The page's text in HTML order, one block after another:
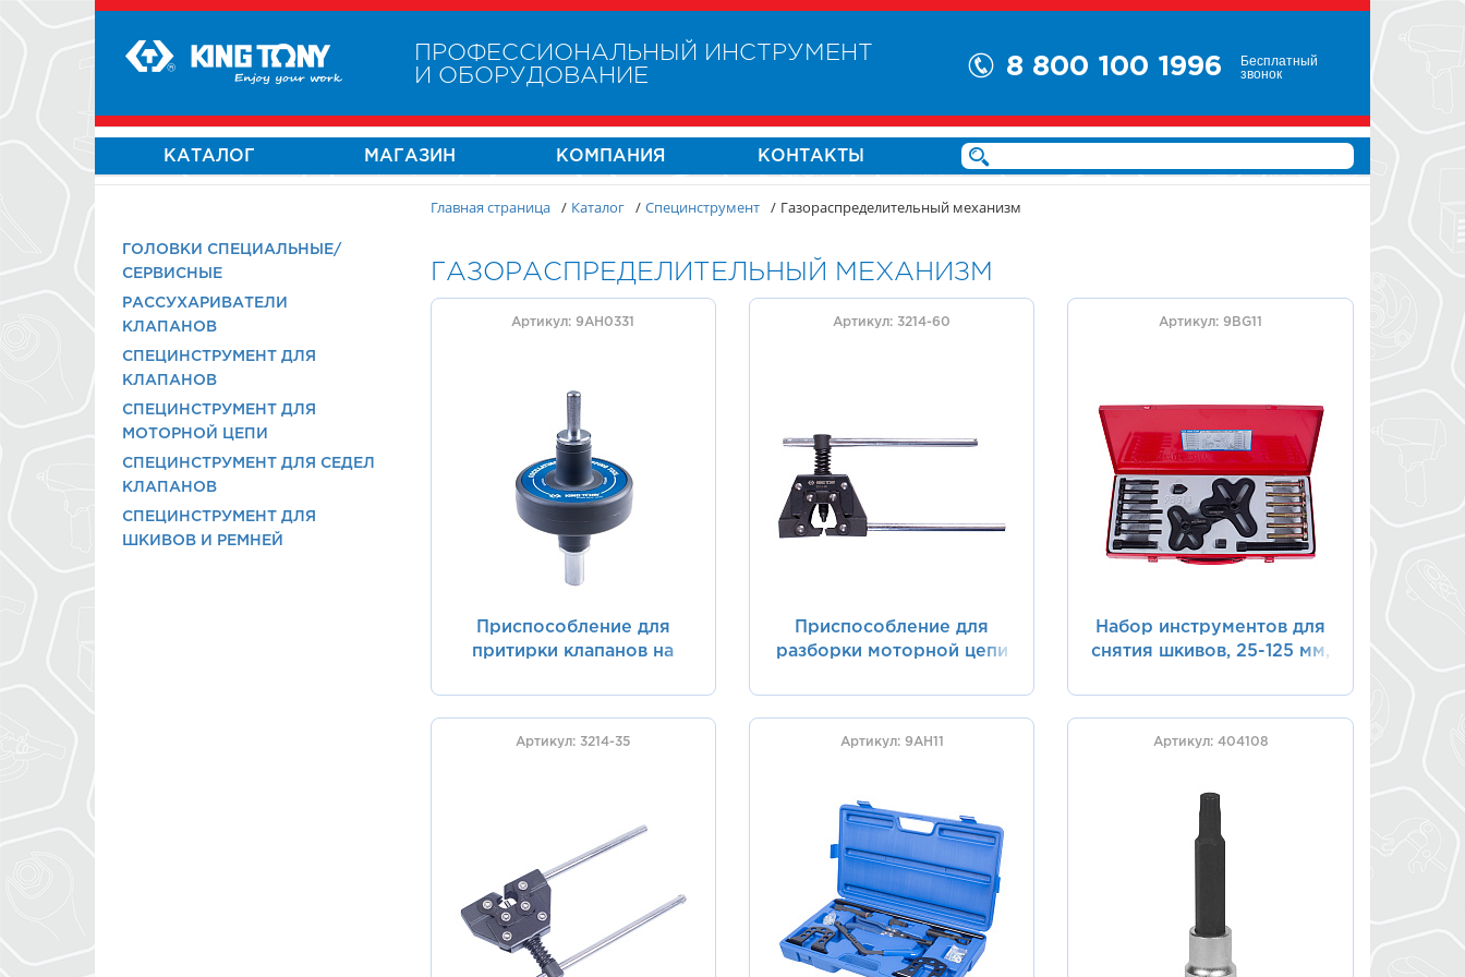
ПРОФЕССИОНАЛЬНЫЙ ИНСТРУМЕНТ
И ОБОРУДОВАНИЕ
8 800 100 1996 Бесплатный
звонок
КАТАЛОГ МАГАЗИН КОМПАНИЯ КОНТАКТЫ
Главная страница / Каталог / Специнструмент / Газораспределительный механизм
ГОЛОВКИ СПЕЦИАЛЬНЫЕ/
СЕРВИСНЫЕ
РАССУХАРИВАТЕЛИ
КЛАПАНОВ
СПЕЦИНСТРУМЕНТ ДЛЯ
КЛАПАНОВ
СПЕЦИНСТРУМЕНТ ДЛЯ
МОТОРНОЙ ЦЕПИ
СПЕЦИНСТРУМЕНТ ДЛЯ СЕДЕЛ
КЛАПАНОВ
СПЕЦИНСТРУМЕНТ ДЛЯ
ШКИВОВ И РЕМНЕЙ
ГАЗОРАСПРЕДЕЛИТЕЛЬНЫЙ МЕХАНИЗМ
Артикул: 9AH0331
Приспособление для
притирки клапанов на
TONY 9AH0331
Артикул: 3214-60
Приспособление для
разборки моторной цепи
Артикул: 9BG11
Набор инструментов для
снятия шкивов, 25-125 мм,
9BG11
Артикул: 3214-35 Артикул: 9AH11 Артикул: 404108